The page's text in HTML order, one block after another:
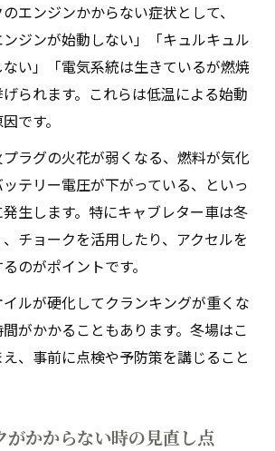
エンジンかからない症状として、
ンジンが始動しない」「キュルキュル
い」「電気系統は生きているが燃焼
られます。これらは低温による始動
です。
ラグの火花が弱くなる、燃料が気化
テリー電圧が下がっている、といっ
生します。特にキャブレター車は冬
チョークを活用したり、アクセルを
のがポイントです。
ルが硬化してクランキングが重くな
がかかることもあります。冬場はこ
、事前に点検や予防策を講じること
がかからない時の見直し点